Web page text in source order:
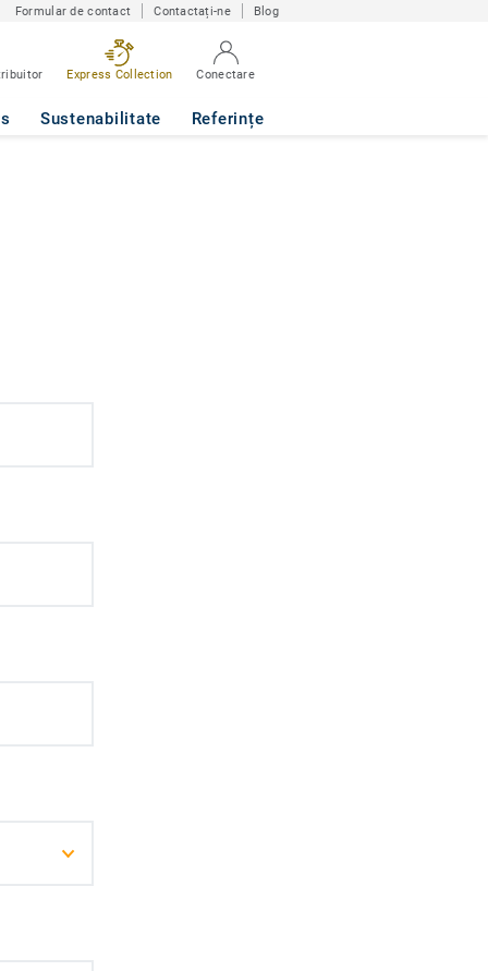
Formular de contact Contactați-ne Blog
Express Collection Conectare
Sustenabilitate Referințe